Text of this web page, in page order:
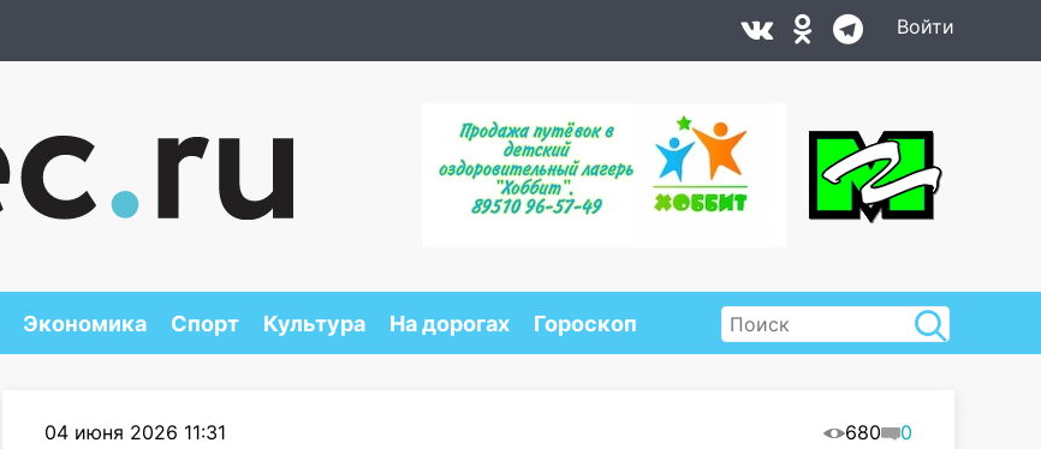
Войти
Экономика Спорт Культура На дорогах Гороскоп
04 июня 2026 11:31 680 0